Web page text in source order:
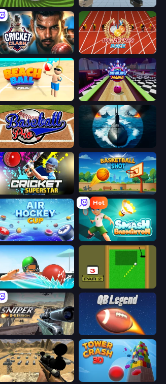
The Speedy Golf Aim Trainer Idle
Cricket Clash 100 Meters Race
Super Bowling Mania
Baseball Pro Ships Battlefield 3D
Basketball Shot
Air Hockey Cup
Hot
Smash Badminton
Dodgeball
Sniper Mission 2 Minute Football QB Legend
Ghost Sniper Tower Crash 3D